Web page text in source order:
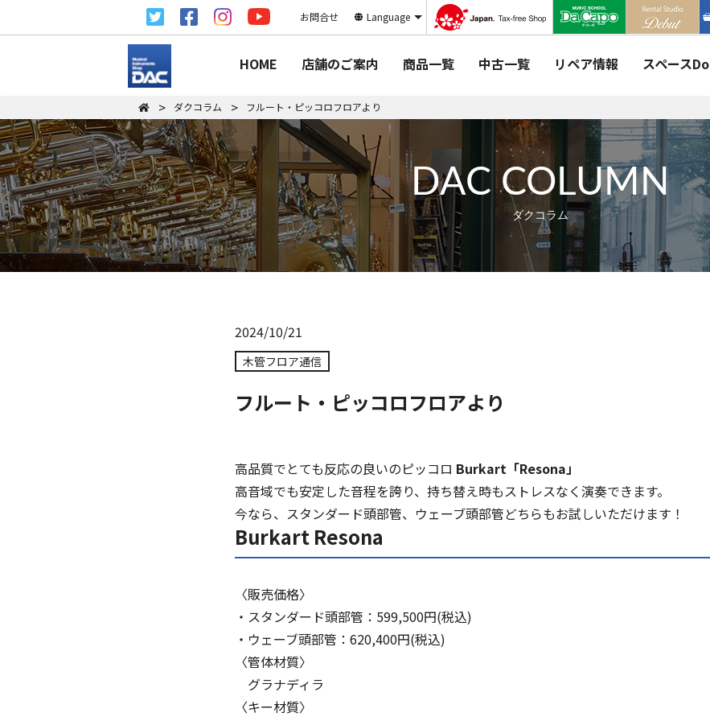
お問合せ Language
HOME 店舗のご案内 商品一覧 中古一覧 リペア情報 スペースDo
ダクコラム フルート・ピッコロフロアより
DAC COLUMN
ダクコラム
2024/10/21
木管フロア通信
フルート・ピッコロフロアより
高品質でとても反応の良いのピッコロ Burkart「Resona」
高音域でも安定した音程を誇り、持ち替え時もストレスなく演奏できます。
今なら、スタンダード頭部管、ウェーブ頭部管どちらもお試しいただけます！
Burkart Resona
〈販売価格〉
・スタンダード頭部管：599,500円(税込)
・ウェーブ頭部管：620,400円(税込)
〈管体材質〉
グラナディラ
〈キー材質〉